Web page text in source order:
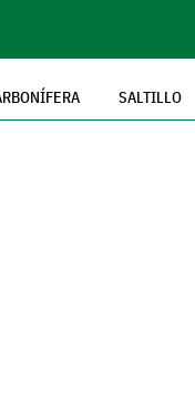
SALTILLO